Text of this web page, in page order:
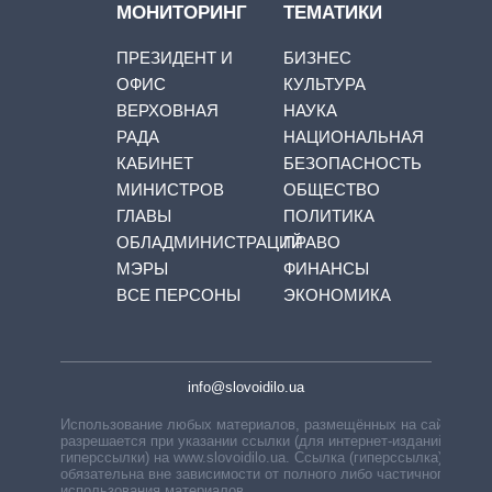
МОНИТОРИНГ
ПРЕЗИДЕНТ И
ОФИС
ВЕРХОВНАЯ
РАДА
КАБИНЕТ
МИНИСТРОВ
ГЛАВЫ
ОБЛАДМИНИСТРАЦИЙ
МЭРЫ
ВСЕ ПЕРСОНЫ
ТЕМАТИКИ
БИЗНЕС
КУЛЬТУРА
НАУКА
НАЦИОНАЛЬНАЯ
БЕЗОПАСНОСТЬ
ОБЩЕСТВО
ПОЛИТИКА
ПРАВО
ФИНАНСЫ
ЭКОНОМИКА
info@slovoidilo.ua
Использование любых материалов, размещённых на сайте,
разрешается при указании ссылки (для интернет-изданий —
гиперссылки) на www.slovoidilo.ua. Ссылка (гиперссылка)
обязательна вне зависимости от полного либо частичного